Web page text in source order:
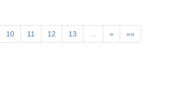
10 11 12 13 … » »»